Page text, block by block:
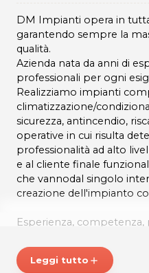
DM Impianti opera in
garantendo sempre la
qualità.
Azienda nata da anni di
professionali per ogni
Realizziamo impianti
climatizzazione/
sicurezza, antincendio,
operative in cui risulta
professionalità ad alto
e al cliente finale
che vannodal singolo
creazione dell'impianto
Esperienza,
DM IMPIANTI
Leggi tutto add